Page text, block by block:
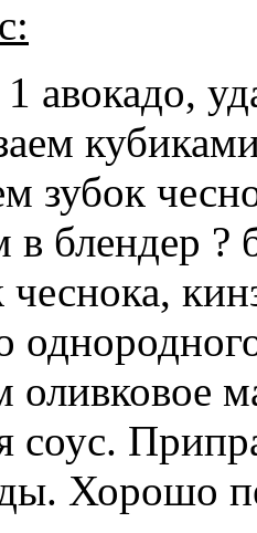
1 авокадо,
зубок
блендер ?
чеснока,
оливковое
соус.
Хорошо